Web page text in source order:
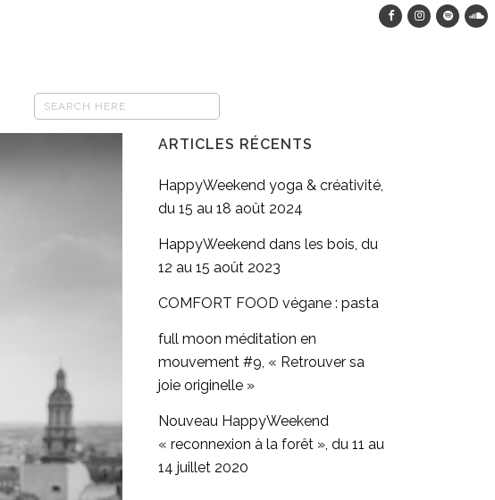
ARTICLES RÉCENTS
HappyWeekend yoga & créativité,
du 15 au 18 août 2024
HappyWeekend dans les bois, du
12 au 15 août 2023
COMFORT FOOD végane : pasta
full moon méditation en
mouvement #9, « Retrouver sa
joie originelle »
Nouveau HappyWeekend
« reconnexion à la forêt », du 11 au
14 juillet 2020